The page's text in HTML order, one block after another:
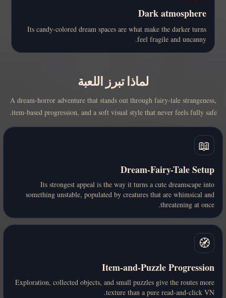
Dark atmosphere
Its candy-colored dream spaces are what make the darker turns
feel fragile and uncanny.
لماذا تبرز اللعبة
A dream-horror adventure that stands out through fairy-tale strangeness,
item-based progression, and a soft visual style that never feels fully safe.
📖
Dream-Fairy-Tale Setup
Its strongest appeal is the way it turns a cute dreamscape into
something unstable, populated by creatures that are whimsical and
threatening at once.
🧭
Item-and-Puzzle Progression
Exploration, collected objects, and small puzzles give the routes more
texture than a pure read-and-click VN.